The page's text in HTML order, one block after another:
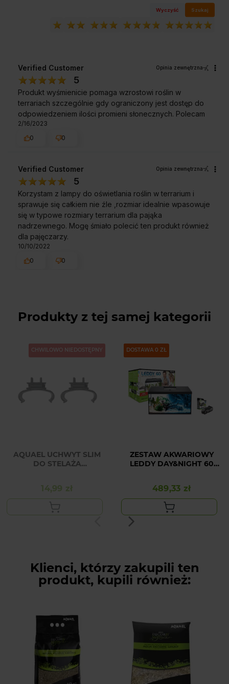
Wyczyść Szukaj
Verified Customer Opinia zewnętrzna
5
Produkt wyśmienicie pomaga wzrostowi roślin w
terrariach szczególnie gdy ograniczony jest dostęp do
odpowiedzeniem ilości promieni słonecznych. Polecam
2/16/2023
0
0
Verified Customer Opinia zewnętrzna
5
Korzystam z lampy do oświetlania roślin w terrarium i
sprawuje się całkiem nie źle ,rozmiar idealnie wpasowuje
się w typowe rozmiary terrarium dla pająka
nadrzewnego. Mogę śmiało polecić ten produkt również
dla pajęczarzy.
10/10/2022
0
0
Produkty z tej samej kategorii
CHWILOWO NIEDOSTĘPNY
AQUAEL UCHWYT SLIM
DO STELAŻA
Cena
14,99 zł
PAKIET
DOSTAWA 0 ZŁ
ZESTAW AKWARIOWY
LEDDY DAY&NIGHT 60
MINIBOOST 200
Cena
489,33 zł
Klienci, którzy zakupili ten
produkt, kupili również: